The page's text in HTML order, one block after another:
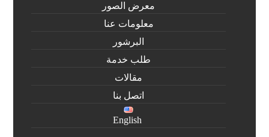
معرض الصور
معلومات عنا
البرشور
طلب خدمة
مقالات
اتصل بنا
English